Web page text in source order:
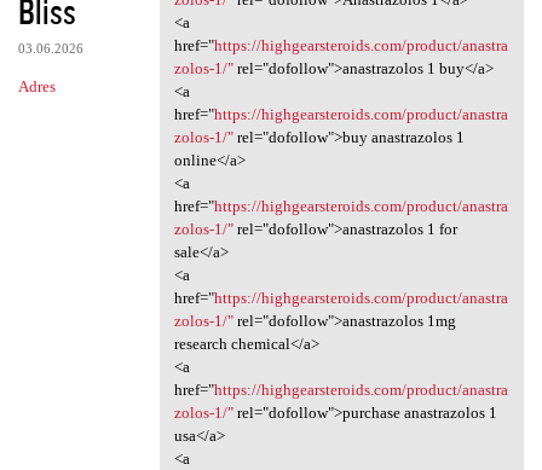
Bliss
03.06.2026
Adres
<a
href="https://highgearsteroids.com/product/anastra
zolos-1/"rel="dofollow">anastrazolos 1 buy</a>
<a
href="https://highgearsteroids.com/product/anastra
zolos-1/"rel="dofollow">buy anastrazolos 1
online</a>
<a
href="https://highgearsteroids.com/product/anastra
zolos-1/"rel="dofollow">anastrazolos 1 for
sale</a>
<a
href="https://highgearsteroids.com/product/anastra
zolos-1/"rel="dofollow">anastrazolos 1mg
research chemical</a>
<a
href="https://highgearsteroids.com/product/anastra
zolos-1/"rel="dofollow">purchase anastrazolos 1
usa</a>
<a